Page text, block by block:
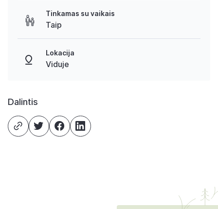
Tinkamas su vaikais
Taip
Lokacija
Viduje
Dalintis